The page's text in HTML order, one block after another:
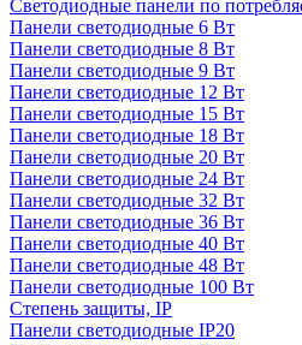
Светодиодные панели по
Панели светодиодные 6 Вт
Панели светодиодные 8 Вт
Панели светодиодные 9 Вт
Панели светодиодные 12 Вт
Панели светодиодные 15 Вт
Панели светодиодные 18 Вт
Панели светодиодные 20 Вт
Панели светодиодные 24 Вт
Панели светодиодные 32 Вт
Панели светодиодные 36 Вт
Панели светодиодные 40 Вт
Панели светодиодные 48 Вт
Панели светодиодные 100 Вт
Степень защиты, IP
Панели светодиодные IP20